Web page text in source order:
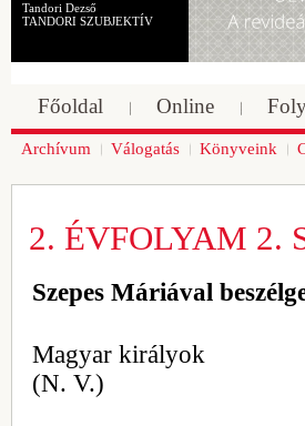
Tandori Dezső
TANDORI SZUBJEKTÍV
Főoldal Online
Archívum Válogatás Könyveink
2. ÉVFOLYAM 2.
Szepes Máriával
Magyar királyok
(N. V.)